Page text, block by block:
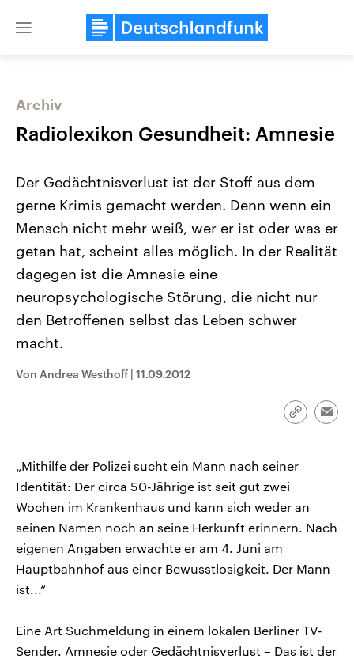
Close
Landtagswahl Sachsen-Anhalt
Alle Informationen
Sachsen-Anhalt wählt am 6.
September 2026 einen neuen
Landtag. Seit 2021 wird das
Bundesland von einer Koalition aus
Umfragen, Prognosen,
USA
Aktuelle Beiträge,
Hintergründe
Wirtschaftlich und
gehören die Vereinigten
Archiv
Radiolexikon Gesundheit: Amnesie
Der Gedächtnisverlust ist der Stoff aus dem
gerne Krimis gemacht werden. Denn wenn ein
Mensch nicht mehr weiß, wer er ist oder was er
getan hat, scheint alles möglich. In der Realität
dagegen ist die Amnesie eine
neuropsychologische Störung, die nicht nur
den Betroffenen selbst das Leben schwer
macht.
Von Andrea Westhoff | 11.09.2012
Link
„Mithilfe der Polizei sucht ein Mann nach seiner
Identität: Der circa 50-Jährige ist seit gut zwei
Wochen im Krankenhaus und kann sich weder an
seinen Namen noch an seine Herkunft erinnern. Nach
eigenen Angaben erwachte er am 4. Juni am
Hauptbahnhof aus einer Bewusstlosigkeit. Der Mann
ist...“
Eine Art Suchmeldung in einem lokalen Berliner TV-
Sender. Amnesie oder Gedächtnisverlust – Das ist der